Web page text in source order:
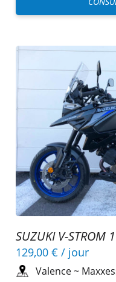
SUZUKI V-STROM
129,00 € / jour
Valence~